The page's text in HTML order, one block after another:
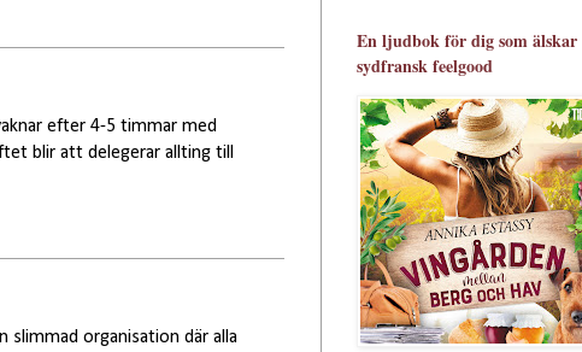
efter 4-5 timmar med
blir att delegerar allting till
slimmad organisation där alla
En ljudbok för dig som älskar
sydfransk feelgood